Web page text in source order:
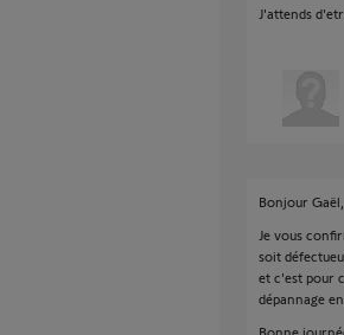
J'attends
Bonjour Gaël,
Je vous
soit
et c'est pour
dépannage
Bonne